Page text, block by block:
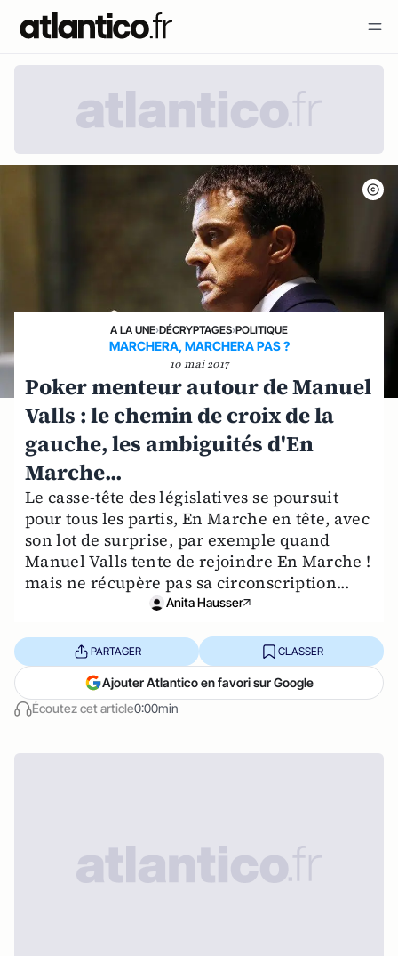
A LA UNE›DÉCRYPTAGES›POLITIQUE
MARCHERA, MARCHERA PAS ?
10 mai 2017
Poker menteur autour de Manuel
Valls : le chemin de croix de la
gauche, les ambiguités d'En
Marche...
Le casse-tête des législatives se poursuit
pour tous les partis, En Marche en tête, avec
son lot de surprise, par exemple quand
Manuel Valls tente de rejoindre En Marche !
mais ne récupère pas sa circonscription...
Anita Hausser
Écoutez cet article0:00min
PARTAGER CLASSER
Ajouter Atlantico en favori sur Google